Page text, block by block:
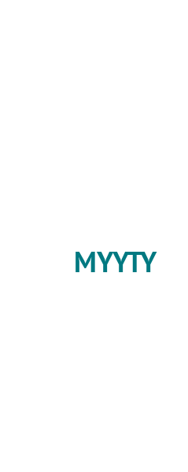
MYYTY